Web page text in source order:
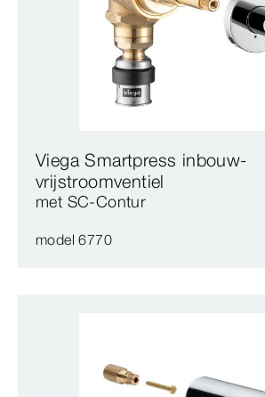
Viega Smartpress inbouw-
vrijstroomventiel
met SC‑Contur
model 6770